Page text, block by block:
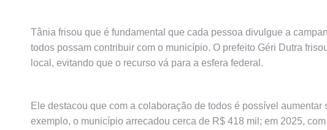
Tânia frisou que é fundamental que cada pessoa divulgue a
todos possam contribuir com o município. O prefeito Géri Dutra
local, evitando que o recurso vá para a esfera federal.
Ele destacou que com a colaboração de todos é possível
exemplo, o município arrecadou cerca de R$ 418 mil; em 2025,